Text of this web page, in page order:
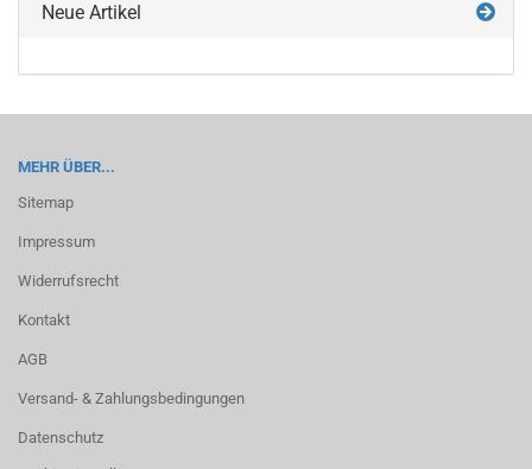
Neue Artikel
MEHR ÜBER...
Sitemap
Impressum
Widerrufsrecht
Kontakt
AGB
Versand- & Zahlungsbedingungen
Datenschutz